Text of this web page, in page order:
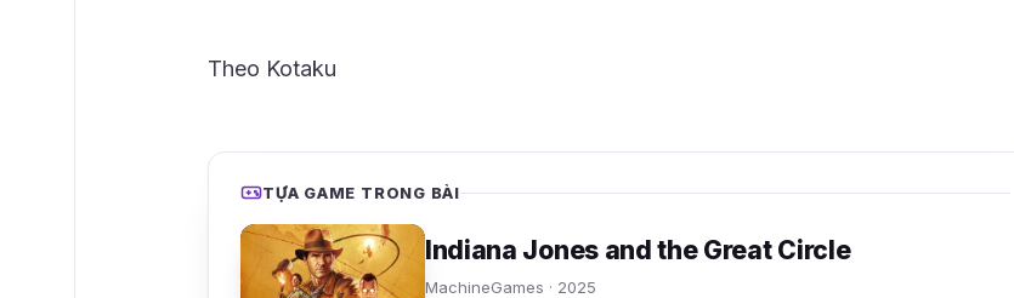
Theo Kotaku
TỰA GAME TRONG BÀI
Indiana Jones and the Great Circle
MachineGames · 2025